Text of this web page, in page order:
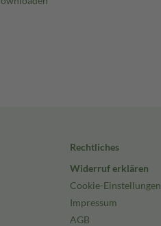
Rechtliches
Widerruf erklären
Cookie-Einstellungen
Impressum
AGB